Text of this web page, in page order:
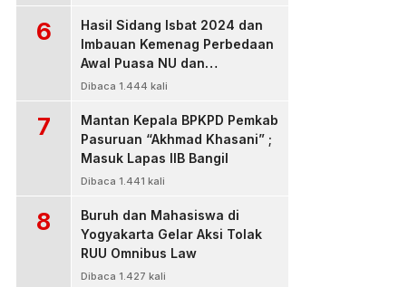
6
Hasil Sidang Isbat 2024 dan
Imbauan Kemenag Perbedaan
Awal Puasa NU dan
Muhamadiyah
Dibaca 1.444 kali
7
Mantan Kepala BPKPD Pemkab
Pasuruan “Akhmad Khasani” ;
Masuk Lapas IIB Bangil
Dibaca 1.441 kali
8
Buruh dan Mahasiswa di
Yogyakarta Gelar Aksi Tolak
RUU Omnibus Law
Dibaca 1.427 kali